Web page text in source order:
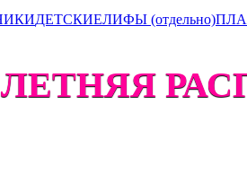
ДЕТСКИЕЛИФЫ (отдельно)